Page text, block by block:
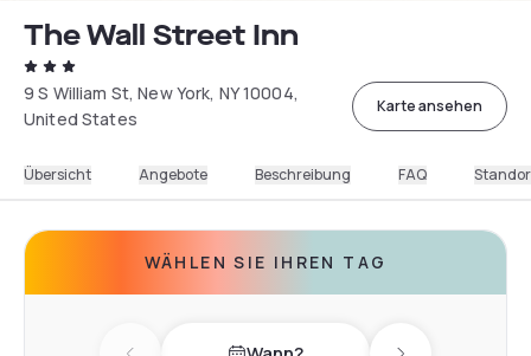
The Wall Street Inn
9 S William St, New York, NY 10004,
United States
Karte ansehen
Übersicht Angebote Beschreibung FAQ
WÄHLEN SIE IHREN TAG